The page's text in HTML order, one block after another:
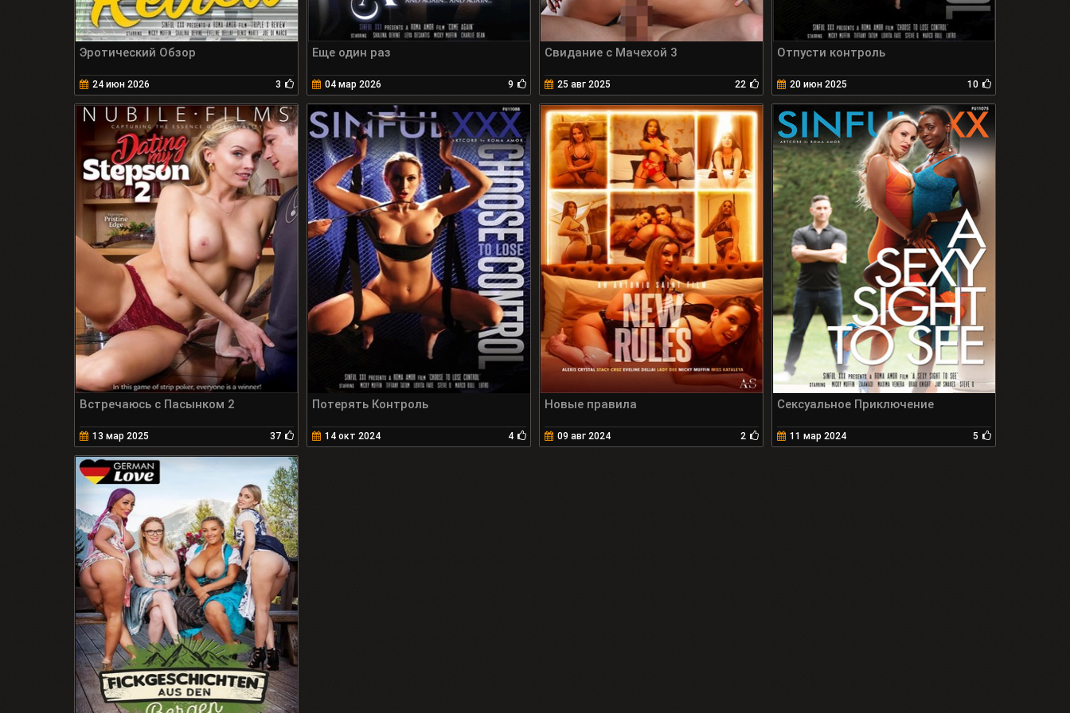
Эротический Обзор
24 июн 2026 3
Еще один раз
04 мар 2026 9
Свидание с Мачехой 3
25 авг 2025 22
Отпусти контроль
20 июн 2025 10
Встречаюсь с Пасынком 2
13 мар 2025 37
Потерять Контроль
14 окт 2024 4
Новые правила
09 авг 2024 2
Сексуальное Приключение
11 мар 2024 5